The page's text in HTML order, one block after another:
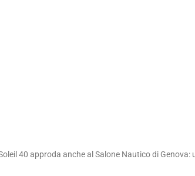
40 approda anche al Salone Nautico di Genova: